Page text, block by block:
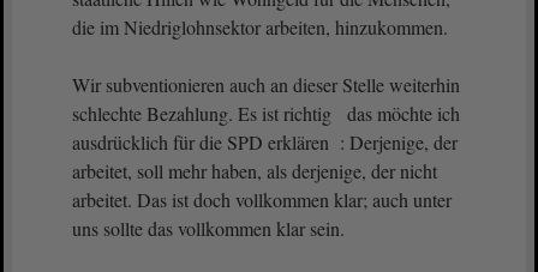
die im Niedriglohnsektor arbeiten, hinzukommen.
Wir subventionieren auch an dieser Stelle weiterhin
schlechte Bezahlung. Es ist richtig das möchte ich
ausdrücklich für die SPD erklären : Derjenige, der
arbeitet, soll mehr haben, als derjenige, der nicht
arbeitet. Das ist doch vollkommen klar; auch unter
uns sollte das vollkommen klar sein.